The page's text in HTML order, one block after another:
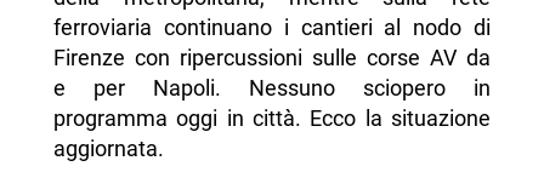
ferroviaria continuano i cantieri al nodo di
Firenze con ripercussioni sulle corse AV da
e per Napoli. Nessuno sciopero in
programma oggi in città. Ecco la situazione
aggiornata.